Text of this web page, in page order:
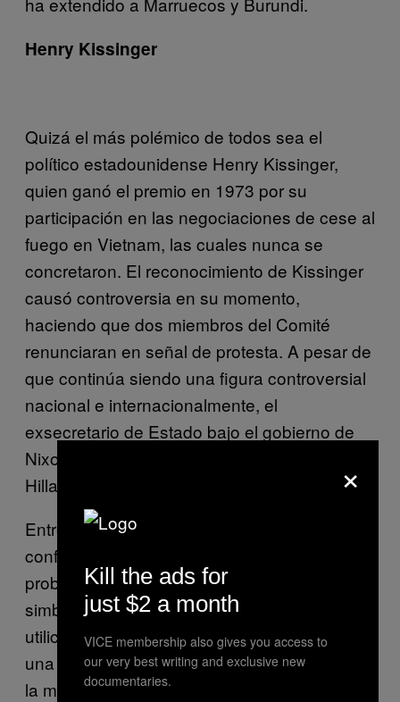
Henry Kissinger
Quizá el más polémico de todos sea el
político estadounidense Henry Kissinger,
quien ganó el premio en 1973 por su
participación en las negociaciones de cese al
fuego en Vietnam, las cuales nunca se
concretaron. El reconocimiento de Kissinger
causó controversia en su momento,
haciendo que dos miembros del Comité
renunciaran en señal de protesta. A pesar de
que continúa siendo una figura controversial
nacional e internacionalmente, el
exsecretario de Estado bajo el gobierno de
Nixon ha recibido comentarios amistosos de
Hillary Clinton durante su campaña.
Entregar un premio de paz en un mundo de
conflictos constantes conlleva sus propios
problemas, quedando meramente como un
simbolismo. Las expectativas de que Santos
utilice su nuevo reconocimiento para lograr
una paz duradera en Colombia están sobre
la mesa.
×
Kill the ads for
just $2 a month
VICE membership also gives you access to
our very best writing and exclusive new
documentaries.